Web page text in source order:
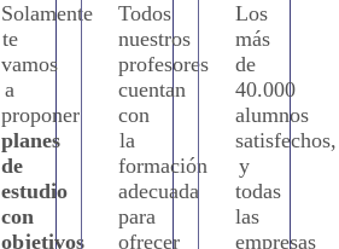
Solamente
te
vamos
a
proponer
planes
de
estudio
con
objetivos
Todos
nuestros
profesores
cuentan
con
la
formación
adecuada
para
ofrecer
Los
más
de
40.000
alumnos
satisfechos,
y
todas
las
empresas